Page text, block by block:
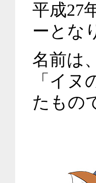
平成27
ーとな
名前は
「イ
たもの